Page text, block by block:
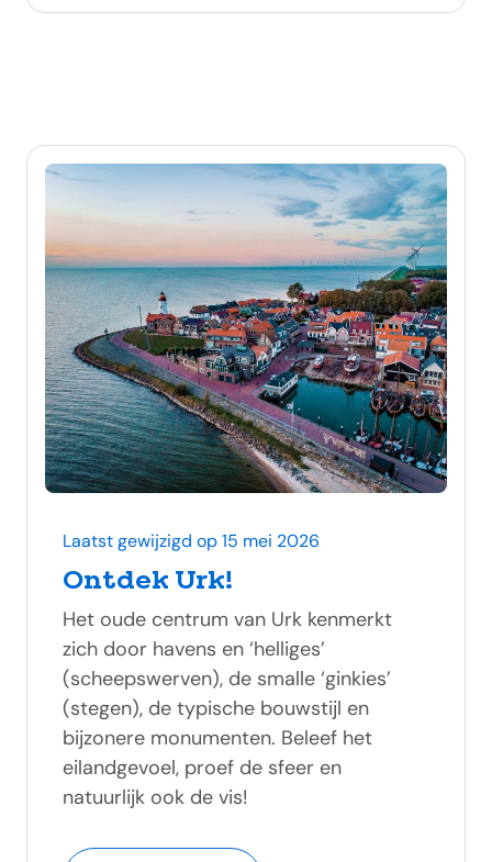
Ontdek Urk!
Laatst gewijzigd op 15 mei 2026
Het oude centrum van Urk kenmerkt
zich door havens en ‘helliges’
(scheepswerven), de smalle ‘ginkies’
(stegen), de typische bouwstijl en
bijzonere monumenten. Beleef het
eilandgevoel, proef de sfeer en
natuurlijk ook de vis!